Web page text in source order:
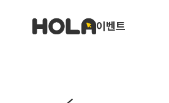
이벤트